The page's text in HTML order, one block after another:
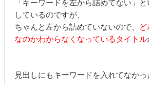
「キーワードを左から詰めてない」
しているのですが、
ちゃんと左から詰めていないので、
なのかわからなくなっているタイトル
見出しにもキーワードを入れてなかっ